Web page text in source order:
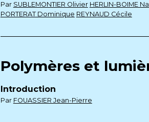
Par SUBLEMONTIER Olivier HERLIN-BOIME
PORTERAT Dominique REYNAUD Cécile
Polymères et
Introduction
Par FOUASSIER Jean-Pierre